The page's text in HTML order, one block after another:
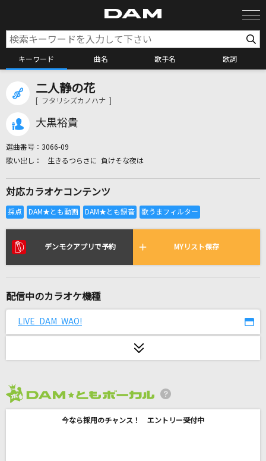
キーワード 曲名 歌手名 歌詞
全国りれき
リアルタイムで歌われている曲の一覧
テレパシー
[生音]カラカラ
二人静の花
[ フタリシズカノハナ ]
大黒裕貴
選曲番号： 3066-09
生きるつらさに 負けそな夜は
対応カラオケコンテンツ
デンモクアプリで予約 MYリスト保存
配信中のカラオケ機種
LIVE DAM WAO!
今なら採用のチャンス！ エントリー受付中